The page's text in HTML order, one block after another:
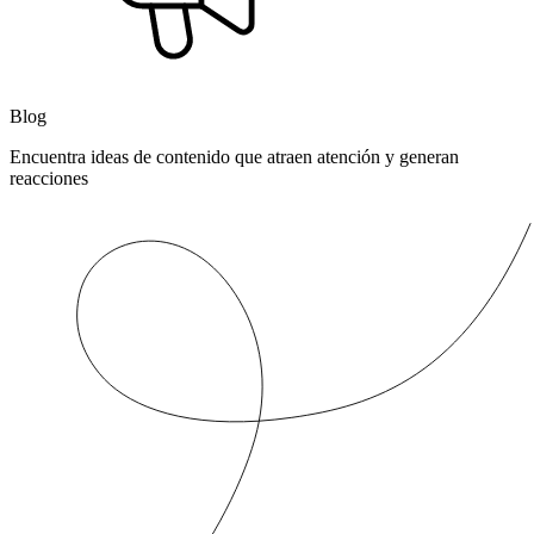
Blog
Encuentra ideas de contenido que atraen atención y generan
reacciones